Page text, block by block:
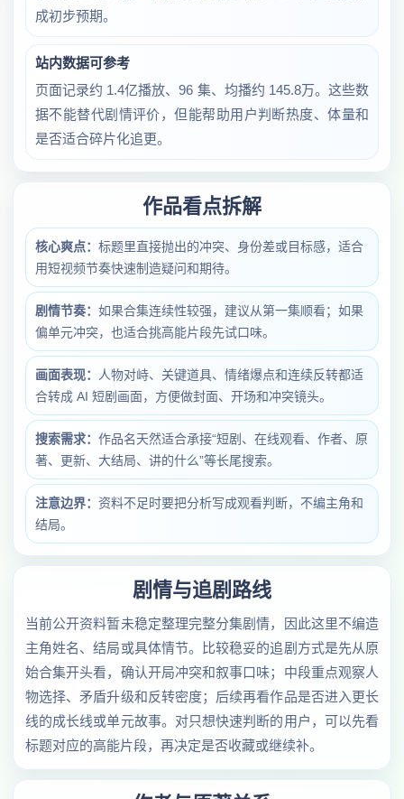
成初步预期。
站内数据可参考
页面记录约 1.4亿播放、96 集、均播约 145.8万。这些数
据不能替代剧情评价，但能帮助用户判断热度、体量和
是否适合碎片化追更。
作品看点拆解
核心爽点： 标题里直接抛出的冲突、身份差或目标感，适合
用短视频节奏快速制造疑问和期待。
剧情节奏： 如果合集连续性较强，建议从第一集顺看；如果
偏单元冲突，也适合挑高能片段先试口味。
画面表现：
人物对峙、关键道具、情绪爆点和连续反转都适
合转成 AI 短剧画面，方便做封面、开场和冲突镜头。
搜索需求： 作品名天然适合承接“短剧、在线观看、作者、原
著、更新、大结局、讲的什么”等长尾搜索。
注意边界： 资料不足时要把分析写成观看判断，不编主角和
结局。
剧情与追剧路线
当前公开资料暂未稳定整理完整分集剧情，因此这里不编造
主角姓名、结局或具体情节。比较稳妥的追剧方式是先从原
始合集开头看，确认开局冲突和叙事口味；中段重点观察人
物选择、矛盾升级和反转密度；后续再看作品是否进入更长
线的成长线或单元故事。对只想快速判断的用户，可以先看
标题对应的高能片段，再决定是否收藏或继续补。